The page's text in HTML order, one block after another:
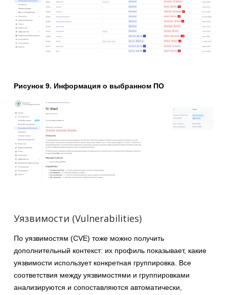
Рисунок 9. Информация о выбранном ПО
Уязвимости (Vulnerabilities)
По уязвимостям (CVE) тоже можно получить
дополнительный контекст: их профиль показывает, какие
уязвимости использует конкретная группировка. Все
соответствия между уязвимостями и группировками
анализируются и сопоставляются автоматически,